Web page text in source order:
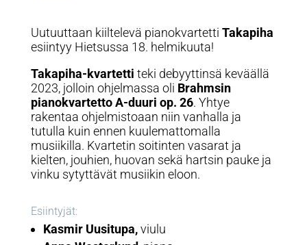
Uutuuttaan kiiltelevä pianokvartetti Takapiha
esiintyy Hietsussa 18. helmikuuta!
Takapiha-kvartetti teki debyyttinsä keväällä
2023, jolloin ohjelmassa oli Brahmsin
pianokvartetto A-duuri op. 26. Yhtye
rakentaa ohjelmistoaan niin vanhalla ja
tutulla kuin ennen kuulemattomalla
musiikilla. Kvartetin soitinten vasarat ja
kielten, jouhien, huovan sekä hartsin pauke ja
vinku sytyttävät musiikin eloon.
Esiintyjät:
Kasmir Uusitupa,viulu